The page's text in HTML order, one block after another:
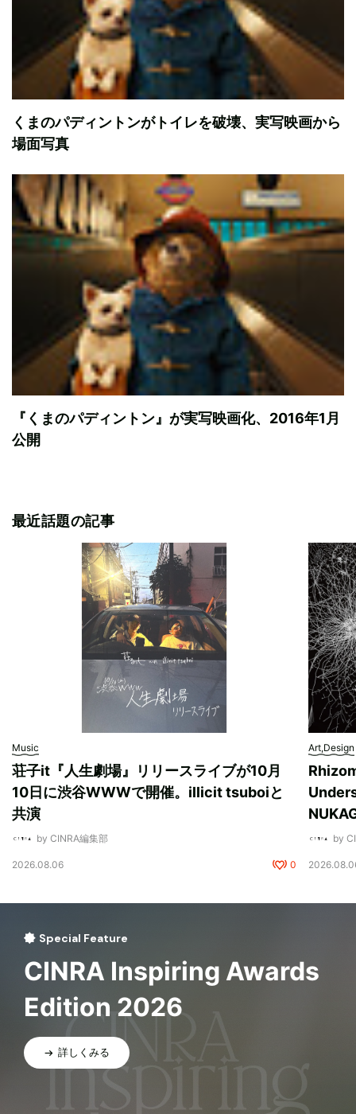
くまのパディントンがトイレを破壊、実写映画から
場面写真
『くまのパディントン』が実写映画化、2016年1月
公開
最近話題の記事
Music
荘子it『人生劇場』リリースライブが10月
10日に渋谷WWWで開催。illicit tsuboiと
共演
by CINRA編集部
2026.08.06 0
Art,Design
by
Special Feature
CINRA Inspiring Awards
Edition 2026
詳しくみる